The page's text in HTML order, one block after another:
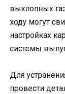
выхлопных
ходу могут
настройках
системы
Для
провести